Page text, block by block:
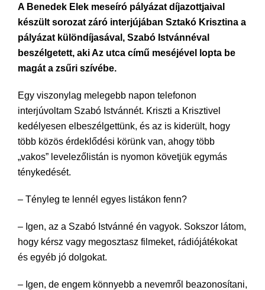
A Benedek Elek meseíró pályázat díjazottjaival
készült sorozat záró interjújában Sztakó Krisztina a
pályázat különdíjasával, Szabó Istvánnéval
beszélgetett, aki Az utca című meséjével lopta be
magát a zsűri szívébe.
Egy viszonylag melegebb napon telefonon
interjúvoltam Szabó Istvánnét. Kriszti a Krisztivel
kedélyesen elbeszélgettünk, és az is kiderült, hogy
több közös érdeklődési körünk van, ahogy több
„vakos” levelezőlistán is nyomon követjük egymás
ténykedését.
– Tényleg te lennél egyes listákon fenn?
– Igen, az a Szabó Istvánné én vagyok. Sokszor látom,
hogy kérsz vagy megosztasz filmeket, rádiójátékokat
és egyéb jó dolgokat.
– Igen, de engem könnyebb a nevemről beazonosítani,